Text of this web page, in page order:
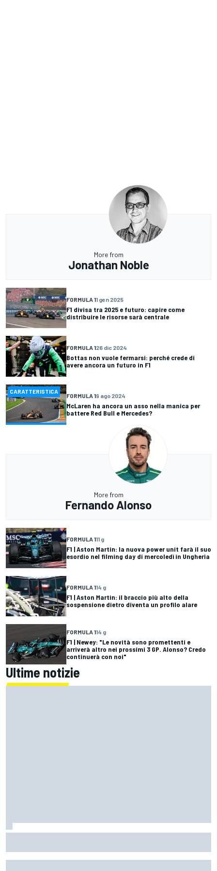
More from
Jonathan Noble
FORMULA 11 gen 2025
F1 divisa tra 2025 e futuro: capire come
distribuire le risorse sarà centrale
FORMULA 126 dic 2024
Bottas non vuole fermarsi: perché crede di
avere ancora un futuro in F1
CARATTERISTICA
FORMULA 19 ago 2024
McLaren ha ancora un asso nella manica per
battere Red Bull e Mercedes?
More from
Fernando Alonso
FORMULA 111 g
F1 | Aston Martin: la nuova power unit farà il suo
esordio nel filming day di mercoledì in Ungheria
FORMULA 114 g
F1 | Aston Martin: il braccio più alto della
sospensione dietro diventa un profilo alare
FORMULA 114 g
F1 | Newey: "Le novità sono promettenti e
arriverà altro nei prossimi 3 GP. Alonso? Credo
continuerà con noi"
Ultime notizie